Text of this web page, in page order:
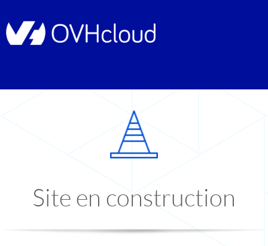
Site en construction